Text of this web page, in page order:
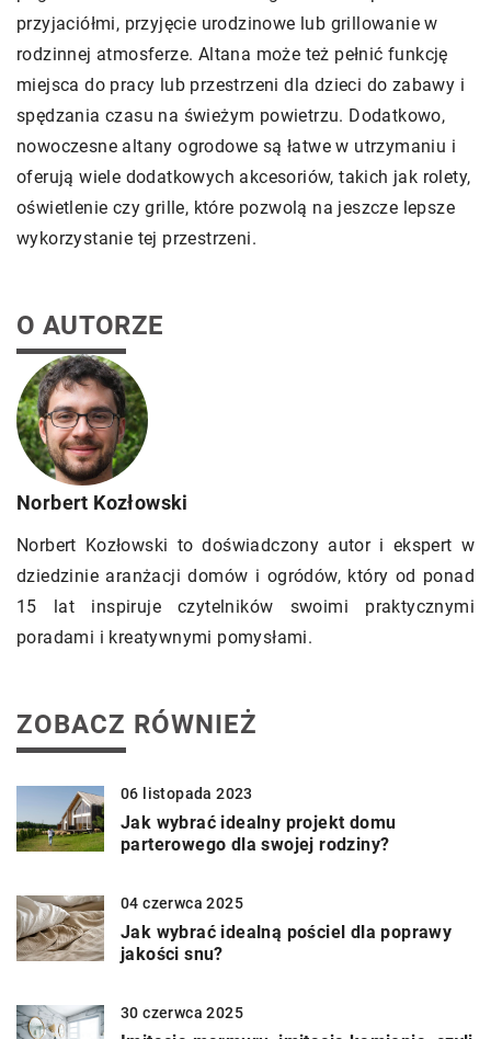
przyjaciółmi, przyjęcie urodzinowe lub grillowanie w
rodzinnej atmosferze. Altana może też pełnić funkcję
miejsca do pracy lub przestrzeni dla dzieci do zabawy i
spędzania czasu na świeżym powietrzu. Dodatkowo,
nowoczesne altany ogrodowe są łatwe w utrzymaniu i
oferują wiele dodatkowych akcesoriów, takich jak rolety,
oświetlenie czy grille, które pozwolą na jeszcze lepsze
wykorzystanie tej przestrzeni.
O AUTORZE
Norbert Kozłowski
Norbert Kozłowski to doświadczony autor i ekspert w
dziedzinie aranżacji domów i ogródów, który od ponad
15 lat inspiruje czytelników swoimi praktycznymi
poradami i kreatywnymi pomysłami.
ZOBACZ RÓWNIEŻ
06 listopada 2023
Jak wybrać idealny projekt domu
parterowego dla swojej rodziny?
04 czerwca 2025
Jak wybrać idealną pościel dla poprawy
jakości snu?
30 czerwca 2025